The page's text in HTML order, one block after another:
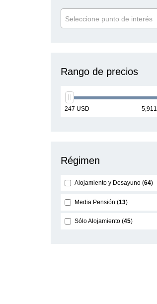
Seleccione punto de interés
Rango de precios
min
247 USD
max
5,911
Régimen
Alojamiento y Desayuno 64
Media Pensión 13
Sólo Alojamiento 45